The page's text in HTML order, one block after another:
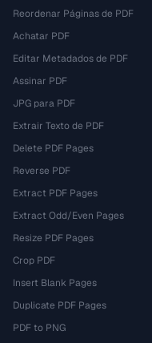
Reordenar Páginas de PDF
Achatar PDF
Editar Metadados de PDF
Assinar PDF
JPG para PDF
Extrair Texto de PDF
Delete PDF Pages
Reverse PDF
Extract PDF Pages
Extract Odd/Even Pages
Resize PDF Pages
Crop PDF
Insert Blank Pages
Duplicate PDF Pages
PDF to PNG